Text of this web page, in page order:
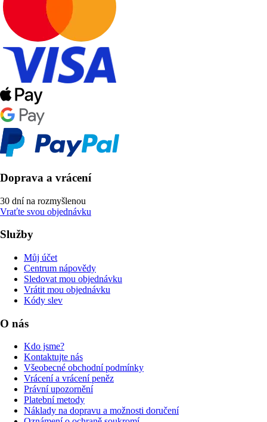
Doprava a vrácení
30 dní na rozmyšlenou
Vraťte svou objednávku
Služby
Můj účet
Centrum nápovědy
Sledovat mou objednávku
Vrátit mou objednávku
Kódy slev
O nás
Kdo jsme?
Kontaktujte nás
Všeobecné obchodní podmínky
Vrácení a vrácení peněz
Právní upozornění
Platební metody
Náklady na dopravu a možnosti doručení